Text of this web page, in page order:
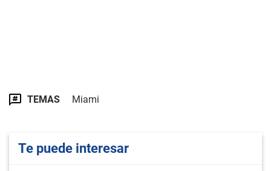
TEMAS Miami
Te puede interesar